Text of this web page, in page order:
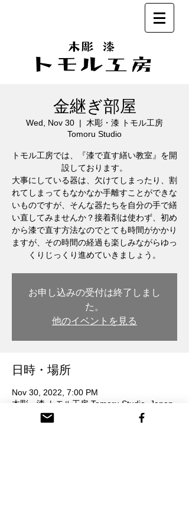
金継ぎ部屋
Wed, Nov 30
  |
木彫・漆 トモル工房
Tomoru Studio
トモル工房では、『漆で直す繕い教室』を開
設しております。
大事にしている器は、欠けてしまったり、割
れてしまってもなかなか手離すことができな
いものですが、そんな器たちを自分の手で繕
い直してみませんか？接着剤は使わず、初め
から漆で直す方法なのでとても時間がかかり
ますが、その時間の経過も楽しみながらゆっ
くりじっくり進めていきましょう。
お申し込みの受付は終了しまし
た。
他のイベントを見る
日時・場所
Nov 30, 2022, 7:00 PM
木彫・漆 トモル工房 Tomoru Studio, Japan,
〒932-0217 Toyama, Nanto, Honmachi, 3-
chōme, 26番地